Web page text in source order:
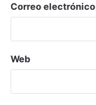
Correo electrónico
Web